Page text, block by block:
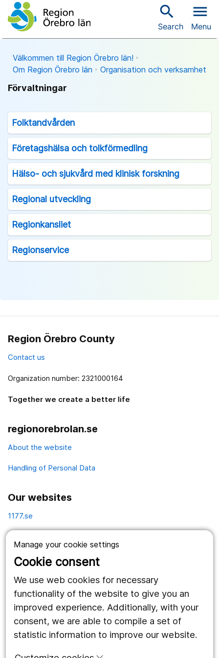
Manage your cookie settings
Cookie consent
We use web cookies for necessary
functionality of the website to give you an
improved experience. Additionally, with your
consent, we are able to compile a set of
statistic information to improve our website.
search
Search
menu
Menu
Välkommen till Region Örebro län!
Om Region Örebro län
Organisation och verksamhet
Förvaltningar
Folktandvården
Företagshälsa och tolkförmedling
Hälso- och sjukvård med klinisk forskning
Regional utveckling
Regionkansliet
Regionservice
Region Örebro County
Contact us
Organization number: 2321000164
Together we create a better life
regionorebrolan.se
About the website
Handling of Personal Data
Our websites
1177.se
Vårdgivare
Utveckling
Follow us
Facebook